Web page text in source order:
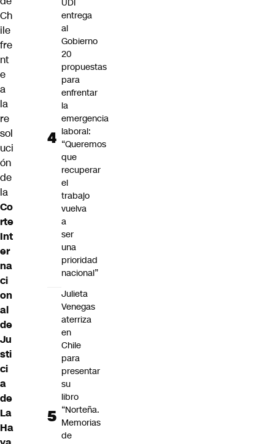
Ch
ile
fre
nt
e
a
la
re
sol
uci
ón
de
la
Co
rte
Int
er
na
ci
on
al
de
Ju
sti
ci
a
de
La
Ha
UDI
entrega
al
Gobierno
20
propuestas
para
enfrentar
la
emergencia
laboral:
“Queremos
que
recuperar
el
trabajo
vuelva
a
ser
una
prioridad
nacional”
Julieta
Venegas
aterriza
en
Chile
para
presentar
su
libro
“Norteña.
Memorias
de